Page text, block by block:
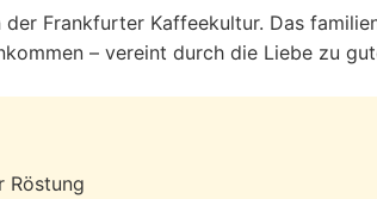
der Frankfurter Kaffeekultur. Das
– vereint durch die Liebe zu
Röstung